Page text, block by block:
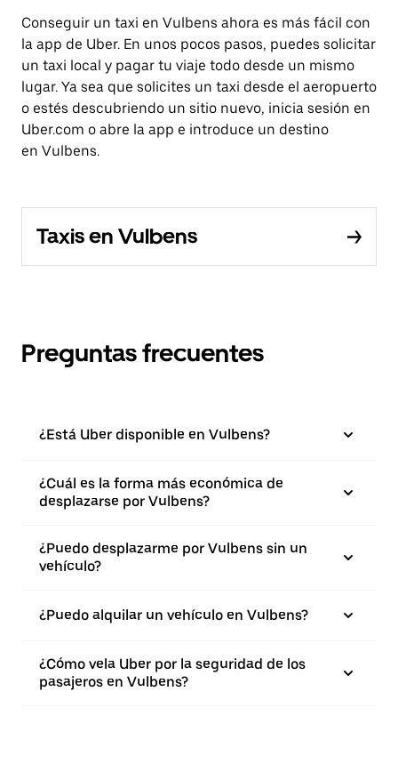
Conseguir un taxi en Vulbens ahora es más fácil con
la app de Uber. En unos pocos pasos, puedes solicitar
un taxi local y pagar tu viaje todo desde un mismo
lugar. Ya sea que solicites un taxi desde el aeropuerto
o estés descubriendo un sitio nuevo, inicia sesión en
Uber.com o abre la app e introduce un destino
en Vulbens.
Taxis en Vulbens
Preguntas frecuentes
¿Está Uber disponible en Vulbens?
¿Cuál es la forma más económica de
desplazarse por Vulbens?
¿Puedo desplazarme por Vulbens sin un
vehículo?
¿Puedo alquilar un vehículo en Vulbens?
¿Cómo vela Uber por la seguridad de los
pasajeros en Vulbens?